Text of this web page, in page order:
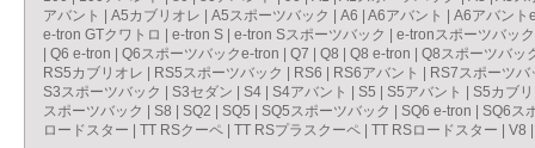
アバント
A5カブリオレ A5スポーツバック A6 A6アバント
A6アバント
e-tron GTクワトロ
e-tron S e-tron Sスポーツバック
e-tronスポーツバック
Q6 e-tron Q6スポーツバックe-tron Q7 Q8 Q8 e-tron
Q8スポーツバッ
RS5カブリオレ
RS5スポーツバック RS6 RS6アバント
RS7スポーツバ
S3スポーツバック
S3セダン S4 S4アバント S5 S5アバント
S5カブ
スポーツバック
S8 SQ2 SQ5 SQ5スポーツバック SQ6 e-tron
SQ6ス
ロードスター
TT RSクーペ TT RSプラスクーペ TT RSロードスター V8